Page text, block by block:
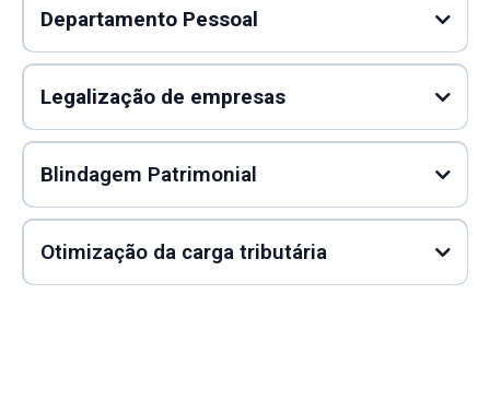
Departamento Pessoal
Legalização de empresas
Blindagem Patrimonial
Otimização da carga tributária